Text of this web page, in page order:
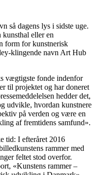
så dagens lys i sidste uge.
kunsthal eller en
form for kunstnerisk
klingende navn Art Hub
vægtigste fonde indenfor
til projektet og har doneret
hedder det,
udvikle, hvordan kunstnere
på verden og være en
af fremtidens samfund».
tid: I efteråret 2016
rammer med
feltet stod overfor.
«Kunstens rammer –